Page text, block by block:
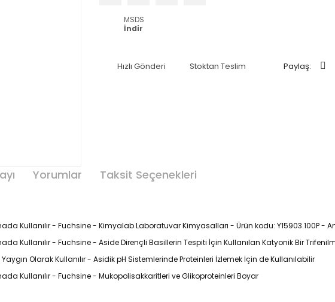
MSDS
İndir
Hızlı Gönderi Stoktan Teslim Paylaş:
Yorumlar Taksit Seçenekleri
Kullanılır - Fuchsine - Kimyalab Laboratuvar Kimyasalları - Ürün kodu: Y15903.100P -
Kullanılır - Fuchsine - Aside Dirençli Basillerin Tespiti İçin Kullanılan Katyonik Bir
Olarak Kullanılır - Asidik pH Sistemlerinde Proteinleri İzlemek İçin de Kullanılabilir
Kullanılır - Fuchsine - Mukopolisakkaritleri ve Glikoproteinleri Boyar